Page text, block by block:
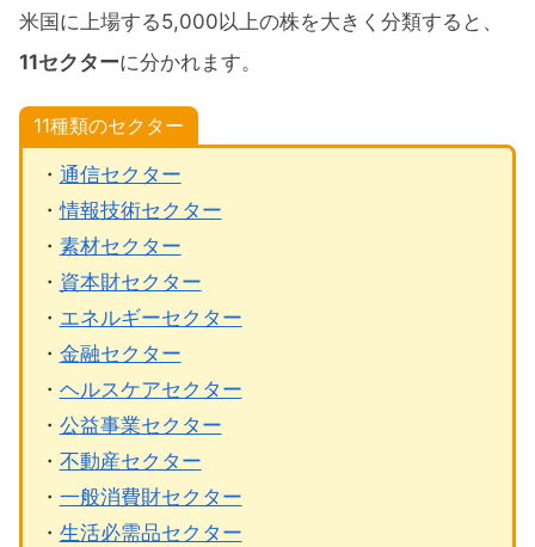
米国に上場する5,000以上の株を大きく分類すると、
11セクターに分かれます。
11種類のセクター
・ 通信セクター
・情報技術セクター
・ 素材セクター
・ 資本財セクター
・ エネルギーセクター
・ 金融セクター
・ ヘルスケアセクター
・ 公益事業セクター
・ 不動産セクター
・ 一般消費財セクター
・ 生活必需品セクター